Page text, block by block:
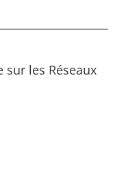
sur les Réseaux